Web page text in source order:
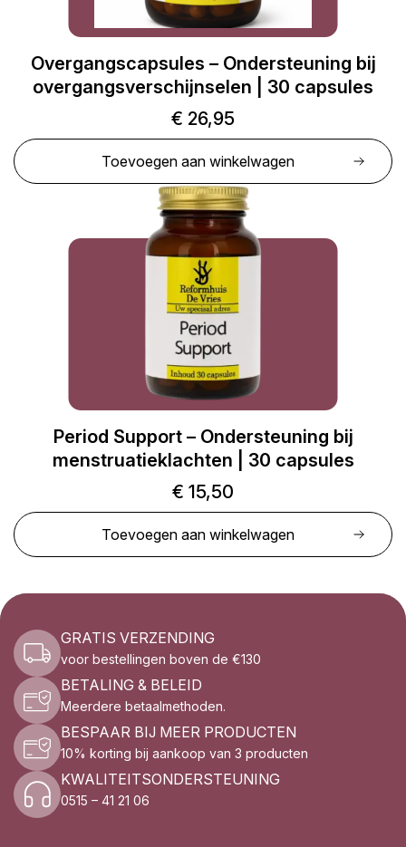
Overgangscapsules – Ondersteuning bij
overgangsverschijnselen | 30 capsules
€ 26,95
Toevoegen aan winkelwagen
Period Support – Ondersteuning bij
menstruatieklachten | 30 capsules
€ 15,50
Toevoegen aan winkelwagen
GRATIS VERZENDING
voor bestellingen boven de €130
BETALING & BELEID
Meerdere betaalmethoden.
BESPAAR BIJ MEER PRODUCTEN
10% korting bij aankoop van 3 producten
KWALITEITSONDERSTEUNING
0515 – 41 21 06